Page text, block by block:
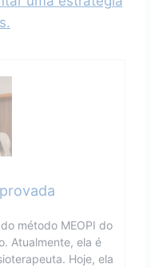
método MEOPI do
Atualmente, ela é
Hoje, ela